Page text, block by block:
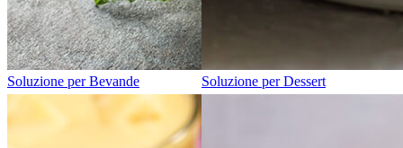
Soluzione per Bevande Soluzione per Dessert